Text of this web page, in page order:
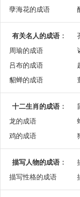
孽海花的成语
有关名人的成语 ：
周瑜的成语
吕布的成语
貂蝉的成语
十二生肖的成语 ：
龙的成语
鸡的成语
描写人物的成语 ：
描写性格的成语